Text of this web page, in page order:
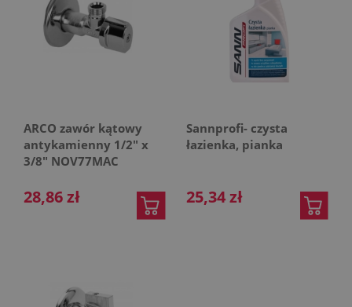
ARCO zawór kątowy
antykamienny 1/2" x
3/8" NOV77MAC
28,86 zł
Sannprofi- czysta
łazienka, pianka
25,34 zł